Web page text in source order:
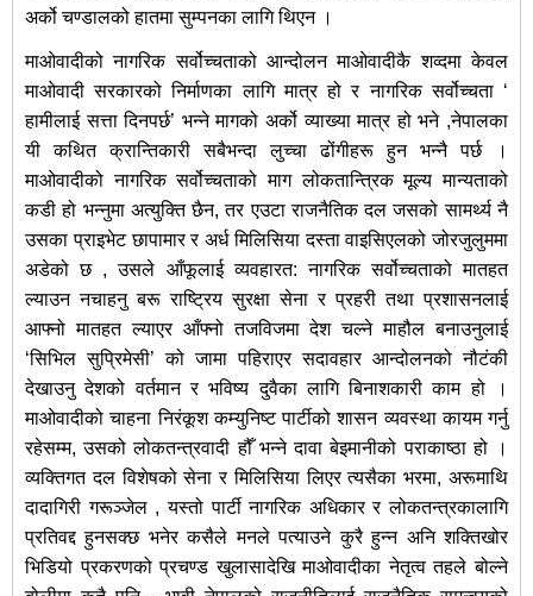
अर्को चण्डालको हातमा सुम्पनका लागि थिएन ।
माओवादीको नागरिक सर्वोच्चताको आन्दोलन माओवादीकै शव्दमा केवल
माओवादी सरकारको निर्माणका लागि मात्र हो र नागरिक सर्वोच्चता ‘
हामीलाई सत्ता दिनपर्छ’ भन्ने मागको अर्को व्याख्या मात्र हो भने ,नेपालका
यी कथित क्रान्तिकारी सबैभन्दा लुच्चा ढोंगीहरू हुन भन्नै पर्छ ।
माओवादीको नागरिक सर्वोच्चताको माग लोकतान्त्रिक मूल्य मान्यताको
कडी हो भन्नुमा अत्युक्ति छैन, तर एउटा राजनैतिक दल जसको सामर्थ्य नै
उसका प्राइभेट छापामार र अर्ध मिलिसिया दस्ता वाइसिएलको जोरजुलुममा
अडेको छ , उसले आँफूलाई व्यवहारत: नागरिक सर्वोच्चताको मातहत
ल्याउन नचाहनु बरू राष्ट्रिय सुरक्षा सेना र प्रहरी तथा प्रशासनलाई
आफ्नो मातहत ल्याएर आँफ्नो तजविजमा देश चल्ने माहौल बनाउनुलाई
‘सिभिल सुप्रिमेसी’ को जामा पहिराएर सदावहार आन्दोलनको नौटंकी
देखाउनु देशको वर्तमान र भविष्य दुवैका लागि बिनाशकारी काम हो ।
माओवादीको चाहना निरंकूश कम्युनिष्ट पार्टीको शासन व्यवस्था कायम गर्नु
रहेसम्म, उसको लोकतन्त्रवादी हौँ भन्ने दावा बेइमानीको पराकाष्ठा हो ।
व्यक्तिगत दल विशेषको सेना र मिलिसिया लिएर त्यसैका भरमा, अरूमाथि
दादागिरी गरूञ्जेल , यस्तो पार्टी नागरिक अधिकार र लोकतन्त्रकालागि
प्रतिवद्द हुनसक्छ भनेर कसैले मनले पत्याउने कुरै हुन्न अनि शक्तिखोर
भिडियो प्रकरणको प्रचण्ड खुलासादेखि माओवादीका नेतृत्व तहले बोल्ने